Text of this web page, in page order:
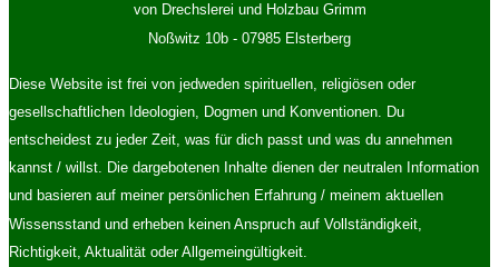
von Drechslerei und Holzbau Grimm
Noßwitz 10b - 07985 Elsterberg
Diese Website ist frei von jedweden spirituellen, religiösen oder
gesellschaftlichen Ideologien, Dogmen und Konventionen. Du
entscheidest zu jeder Zeit, was für dich passt und was du annehmen
kannst / willst. Die dargebotenen Inhalte dienen der neutralen Information
und basieren auf meiner persönlichen Erfahrung / meinem aktuellen
Wissensstand und erheben keinen Anspruch auf Vollständigkeit,
Richtigkeit, Aktualität oder Allgemeingültigkeit.